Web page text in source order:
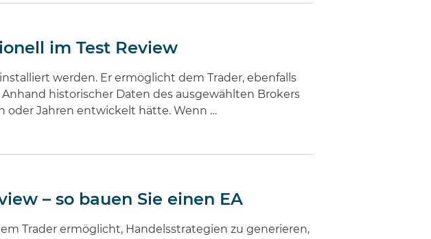
im Test Review
werden. Er ermöglicht dem Trader, ebenfalls
historischer Daten des ausgewählten Brokers
oder Jahren entwickelt hätte. Wenn …
– so bauen Sie einen EA
Trader ermöglicht, Handelsstrategien zu generieren,